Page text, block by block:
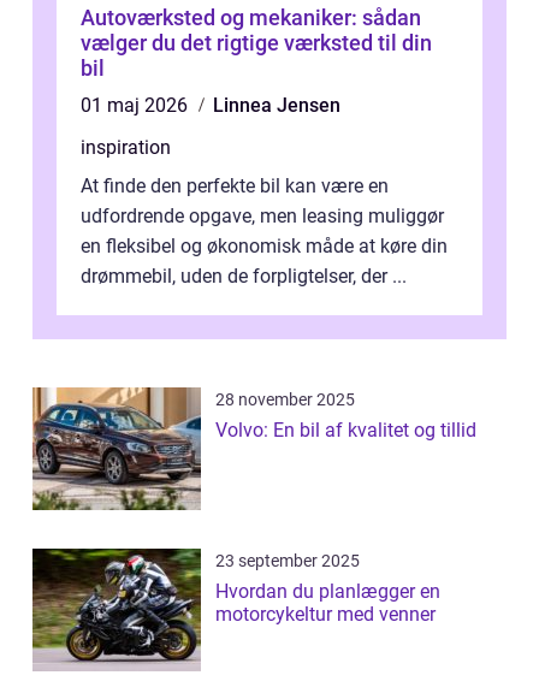
Autoværksted og mekaniker: sådan
vælger du det rigtige værksted til din
bil
01 maj 2026
Linnea Jensen
inspiration
At finde den perfekte bil kan være en
udfordrende opgave, men leasing muliggør
en fleksibel og økonomisk måde at køre din
drømmebil, uden de forpligtelser, der ...
28 november 2025
Volvo: En bil af kvalitet og tillid
23 september 2025
Hvordan du planlægger en
motorcykeltur med venner